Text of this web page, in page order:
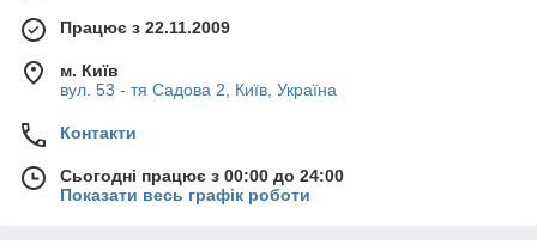
Працює з 22.11.2009
м. Київ
вул. 53 - тя Садова 2, Київ, Україна
Контакти
Сьогодні працює з 00:00 до 24:00
Показати весь графік роботи